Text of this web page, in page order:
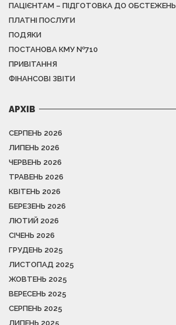
ПАЦІЄНТАМ – ПІДГОТОВКА ДО ОБСТЕЖЕНЬ
ПЛАТНІ ПОСЛУГИ
ПОДЯКИ
ПОСТАНОВА КМУ №710
ПРИВІТАННЯ
ФІНАНСОВІ ЗВІТИ
АРХІВ
СЕРПЕНЬ 2026
ЛИПЕНЬ 2026
ЧЕРВЕНЬ 2026
ТРАВЕНЬ 2026
КВІТЕНЬ 2026
БЕРЕЗЕНЬ 2026
ЛЮТИЙ 2026
СІЧЕНЬ 2026
ГРУДЕНЬ 2025
ЛИСТОПАД 2025
ЖОВТЕНЬ 2025
ВЕРЕСЕНЬ 2025
СЕРПЕНЬ 2025
ЛИПЕНЬ 2025